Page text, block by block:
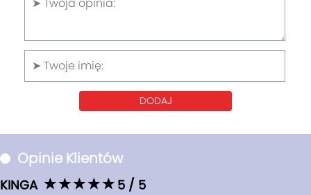
DODAJ
Opinie Klientów
KINGA 5 / 5